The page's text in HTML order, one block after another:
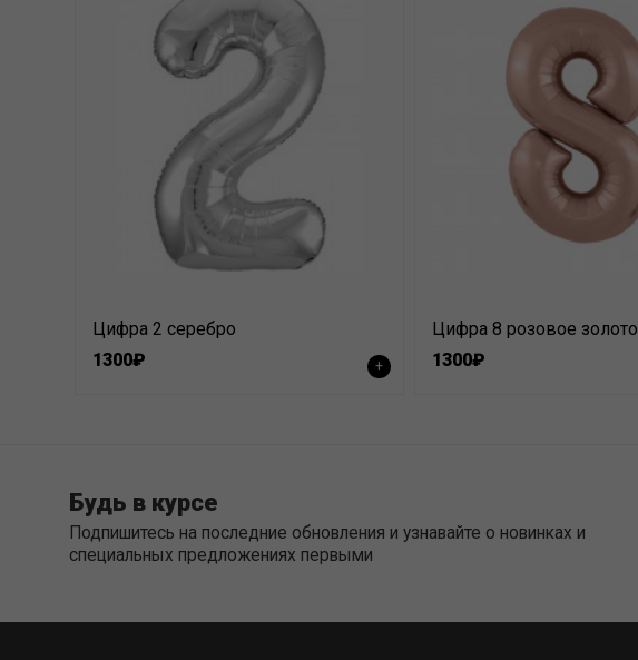
Цифра 2 серебро
1300₽
+
Цифра 8 розовое золото
1300₽
Будь в курсе
Подпишитесь на последние обновления и узнавайте о новинках и
специальных предложениях первыми